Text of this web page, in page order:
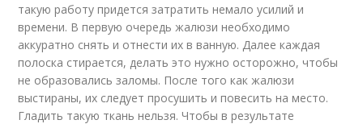
такую работу придется затратить немало усилий и
времени. В первую очередь жалюзи необходимо
аккуратно снять и отнести их в ванную. Далее каждая
полоска стирается, делать это нужно осторожно, чтобы
не образовались заломы. После того как жалюзи
выстираны, их следует просушить и повесить на место.
Гладить такую ткань нельзя. Чтобы в результате